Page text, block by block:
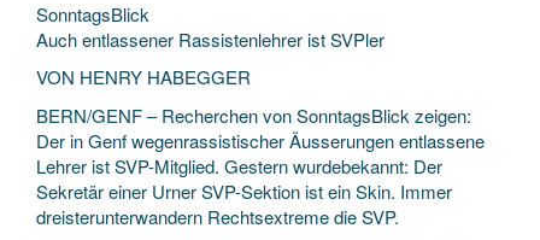
SonntagsBlick
Auch entlassener Rassistenlehrer ist SVPler
VON HENRY HABEGGER
BERN/GENF – Recherchen von SonntagsBlick zeigen:
Der in Genf wegenrassistischer Äusserungen entlassene
Lehrer ist SVP-Mitglied. Gestern wurdebekannt: Der
Sekretär einer Urner SVP-Sektion istein Skin. Immer
dreisterunterwandern Rechtsextreme die SVP.